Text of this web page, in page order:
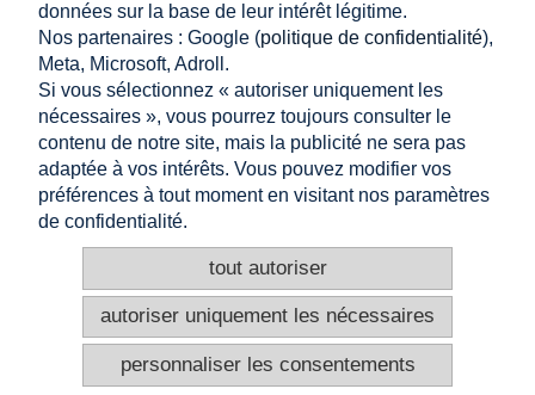
Mon compte
Information
CONTACTER
Altamira Sp. z o. o.
Budowlanych 6/51, 95-040 Koluszki, Pologne
+48 724 999 949
info@e-altamira.fr
Service client : Lun–Ven 8:00–16:00
données sur la base de leur intérêt légitime.
Nos partenaires : Google (politique de confidentialité),
Meta, Microsoft, Adroll.
Si vous sélectionnez « autoriser uniquement les
nécessaires », vous pourrez toujours consulter le
contenu de notre site, mais la publicité ne sera pas
adaptée à vos intérêts. Vous pouvez modifier vos
préférences à tout moment en visitant nos paramètres
de confidentialité.
autoriser uniquement les nécessaires
personnaliser les consentements
tout autoriser